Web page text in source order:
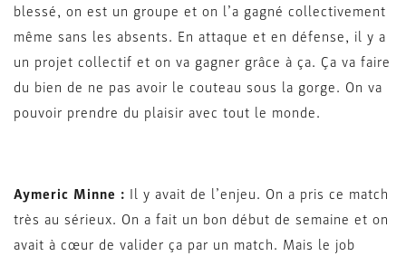
blessé, on est un groupe et on l’a gagné collectivement
même sans les absents. En attaque et en défense, il y a
un projet collectif et on va gagner grâce à ça. Ça va faire
du bien de ne pas avoir le couteau sous la gorge. On va
pouvoir prendre du plaisir avec tout le monde.
Aymeric Minne : Il y avait de l’enjeu. On a pris ce match
très au sérieux. On a fait un bon début de semaine et on
avait à cœur de valider ça par un match. Mais le job